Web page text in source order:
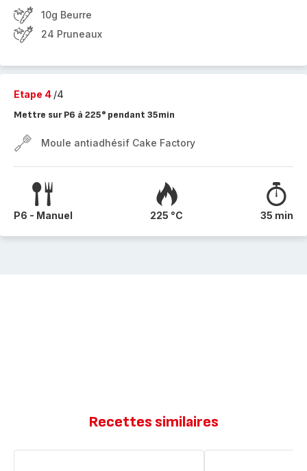
10g Beurre
24 Pruneaux
Etape 4 /4
Mettre sur P6 à 225° pendant 35min
Moule antiadhésif Cake Factory
P6 - Manuel 225 °C 35 min
Recettes similaires